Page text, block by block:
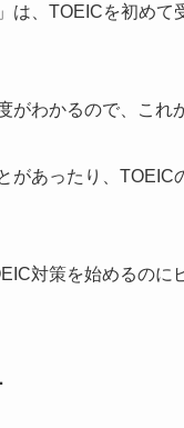
は、TOEICを初め
がわかるので、これ
があったり、
対策を始めるのに